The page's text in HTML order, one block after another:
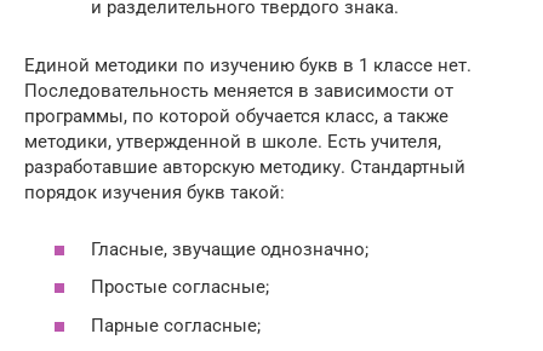
и разделительного твердого знака.
Единой методики по изучению букв в 1 классе нет.
Последовательность меняется в зависимости от
программы, по которой обучается класс, а также
методики, утвержденной в школе. Есть учителя,
разработавшие авторскую методику. Стандартный
порядок изучения букв такой:
Гласные, звучащие однозначно;
Простые согласные;
Парные согласные;